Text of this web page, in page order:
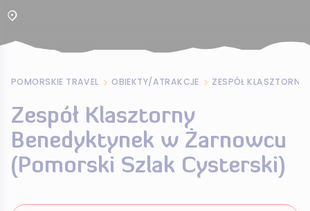
POMORSKIE TRAVEL OBIEKTY/ATRAKCJE
Zespół Klasztorny
Benedyktynek w Żarnowcu
(Pomorski Szlak Cysterski)